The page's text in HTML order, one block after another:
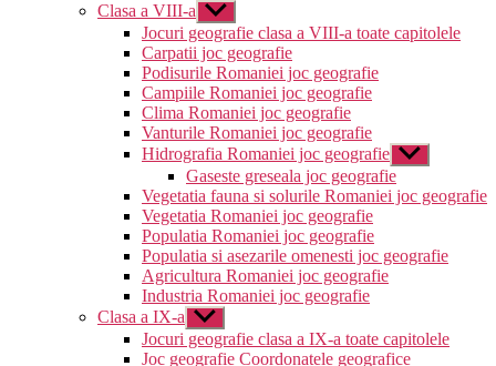
Clasa a VIII-a Arată
submeniul
Jocuri geografie clasa a VIII-a toate capitolele
Carpatii joc geografie
Podisurile Romaniei joc geografie
Campiile Romaniei joc geografie
Clima Romaniei joc geografie
Vanturile Romaniei joc geografie
Hidrografia Romaniei joc geografie Arată
submeniul
Gaseste greseala joc geografie
Vegetatia fauna si solurile Romaniei joc geografie
Vegetatia Romaniei joc geografie
Populatia Romaniei joc geografie
Populatia si asezarile omenesti joc geografie
Agricultura Romaniei joc geografie
Industria Romaniei joc geografie
Clasa a IX-a Arată
submeniul
Jocuri geografie clasa a IX-a toate capitolele
Joc geografie Coordonatele geografice